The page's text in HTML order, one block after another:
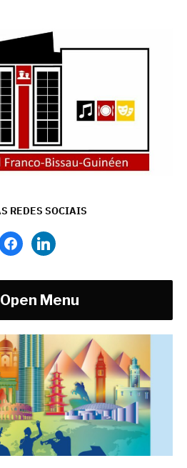
REDES SOCIAIS
linkedin
Open Menu